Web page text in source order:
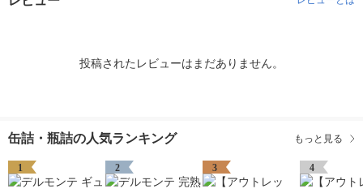
投稿されたレビューはまだありません。
缶詰・瓶詰の人気ランキング もっと見る
1 2 3 4